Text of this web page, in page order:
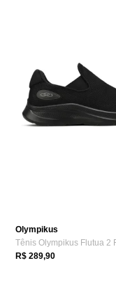
Olympikus
R$ 289,90